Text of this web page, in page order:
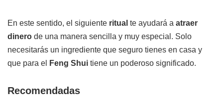
En este sentido, el siguiente ritual te ayudará a atraer
dinero de una manera sencilla y muy especial. Solo
necesitarás un ingrediente que seguro tienes en casa y
que para el
Feng Shui tiene un poderoso significado.
Recomendadas